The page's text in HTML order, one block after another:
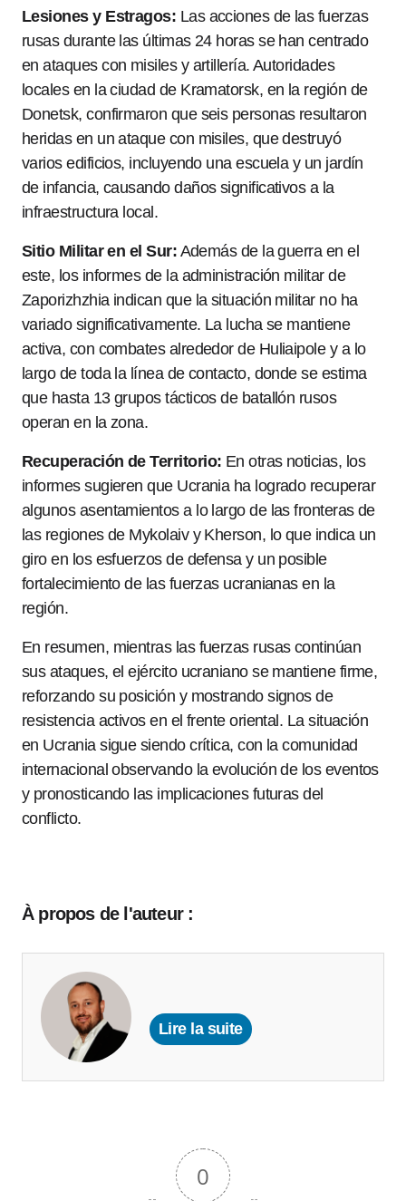
Lesiones y Estragos: Las acciones de las fuerzas
rusas durante las últimas 24 horas se han centrado
en ataques con misiles y artillería. Autoridades
locales en la ciudad de Kramatorsk, en la región de
Donetsk, confirmaron que seis personas resultaron
heridas en un ataque con misiles, que destruyó
varios edificios, incluyendo una escuela y un jardín
de infancia, causando daños significativos a la
infraestructura local.
Sitio Militar en el Sur: Además de la guerra en el
este, los informes de la administración militar de
Zaporizhzhia indican que la situación militar no ha
variado significativamente. La lucha se mantiene
activa, con combates alrededor de Huliaipole y a lo
largo de toda la línea de contacto, donde se estima
que hasta 13 grupos tácticos de batallón rusos
operan en la zona.
Recuperación de Territorio: En otras noticias, los
informes sugieren que Ucrania ha logrado recuperar
algunos asentamientos a lo largo de las fronteras de
las regiones de Mykolaiv y Kherson, lo que indica un
giro en los esfuerzos de defensa y un posible
fortalecimiento de las fuerzas ucranianas en la
región.
En resumen, mientras las fuerzas rusas continúan
sus ataques, el ejército ucraniano se mantiene firme,
reforzando su posición y mostrando signos de
resistencia activos en el frente oriental. La situación
en Ucrania sigue siendo crítica, con la comunidad
internacional observando la evolución de los eventos
y pronosticando las implicaciones futuras del
conflicto.
À propos de l'auteur :
Lire la suite
0